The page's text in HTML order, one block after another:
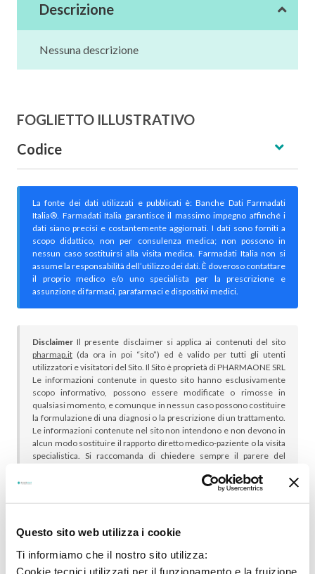
Questo sito web utilizza i cookie
Ti informiamo che il nostro sito utilizza:
Cookie tecnici utilizzati per il funzionamento e la fruizione
Descrizione
Nessuna descrizione
FOGLIETTO ILLUSTRATIVO
Codice
La fonte dei dati utilizzati e pubblicati è: Banche Dati Farmadati
Italia®. Farmadati Italia garantisce il massimo impegno affinché i
dati siano precisi e costantemente aggiornati. I dati sono forniti a
scopo didattico, non per consulenza medica; non possono in
nessun caso sostituirsi alla visita medica. Farmadati Italia non si
assume la responsabilità dell’utilizzo dei dati. È doveroso contattare
il proprio medico e/o uno specialista per la prescrizione e
assunzione di farmaci, parafarmaci e dispositivi medici.
Disclaimer Il presente disclaimer si applica ai contenuti del sito
pharmap.it (da ora in poi “sito”) ed è valido per tutti gli utenti
utilizzatori e visitatori del Sito. Il Sito è proprietà di PHARMAONE SRL
Le informazioni contenute in questo sito hanno esclusivamente
scopo informativo, possono essere modificate o rimosse in
qualsiasi momento, e comunque in nessun caso possono costituire
la formulazione di una diagnosi o la prescrizione di un trattamento.
Le informazioni contenute nel sito non intendono e non devono in
alcun modo sostituire il rapporto diretto medico-paziente o la visita
specialistica. Si raccomanda di chiedere sempre il parere del
indicazione riportata. Se si hanno dubbi o quesiti sull’uso di un
medicinale è necessario consultare il proprio medico.